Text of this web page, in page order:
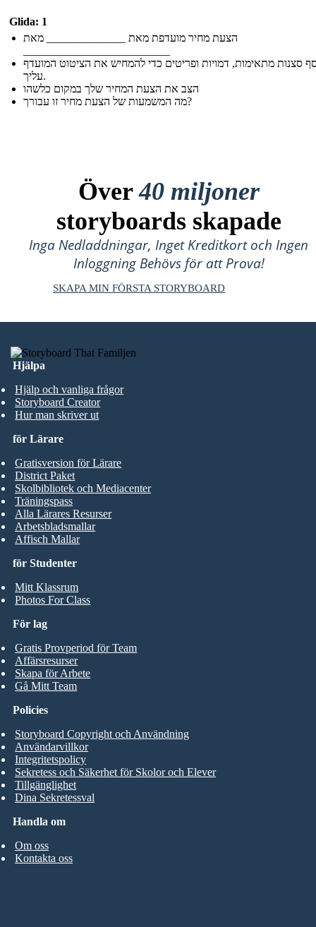
Glida: 1
הצעת מחיר מועדפת מאת ______________ מאת
סצנות מתאימות, דמויות ופריטים כדי להמחיש את הציטוט המועדף
עליך.
הצב את הצעת המחיר שלך במקום כלשהו
מה המשמעות של הצעת מחיר זו עבורך?
Över40 miljoner
storyboards skapade
Inga Nedladdningar, Inget Kreditkort och Ingen
Inloggning Behövs för att Prova!
SKAPA MIN FÖRSTA STORYBOARD
Hjälpa
Hjälp och vanliga frågor
Storyboard Creator
Hur man skriver ut
för Studenter
Mitt Klassrum
Photos For Class
för Lärare
Gratisversion för Lärare
District Paket
Skolbibliotek och Mediacenter
Träningspass
Alla Lärares Resurser
Arbetsbladsmallar
Affisch Mallar
För lag
Gratis Provperiod för Team
Affärsresurser
Skapa för Arbete
Gå Mitt Team
Handla om
Om oss
Kontakta oss
Policies
Storyboard Copyright och Användning
Användarvillkor
Integritetspolicy
Sekretess och Säkerhet för Skolor och Elever
Tillgänglighet
Dina Sekretessval